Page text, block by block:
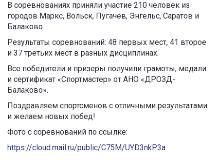
В соревнованиях приняли участие 210 человек из
городов Маркс, Вольск, Пугачев, Энгельс, Саратов и
Балаково.
Результаты соревнований: 48 первых мест, 41 второе
и 37 третьих мест в разных дисциплинах.
Все победители и призеры получили грамоты, медали
и сертификат «Спортмастер» от АНО «ДРОЗД-
Балаково».
Поздравляем спортсменов с отличными результатами
и желаем новых побед!
Фото с соревнований по ссылке:
https://cloud.mail.ru/public/C75M/UYD3nkP3a